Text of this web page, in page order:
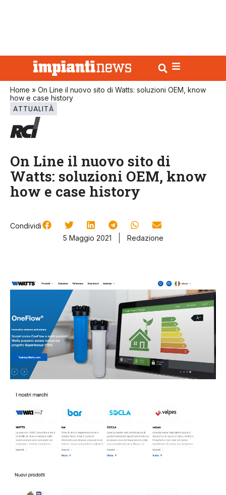
Home » On Line il nuovo sito di Watts: soluzioni OEM, know
how e case history
ATTUALITÀ
On Line il nuovo sito di
Watts: soluzioni OEM, know
how e case history
Condividi
5 Maggio 2021
Redazione